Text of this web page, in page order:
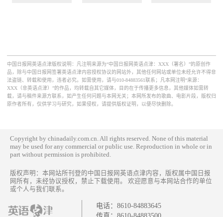
中国日报网英语点津版权说明：凡注明来源为“中国日报网英语点津：XXX（署名）”的原创作
品，除与中国日报网签署英语点津内容授权协议的网站外，其他任何网站或单位未经允许不得非
法盗链、转载和使用，违者必究。如需使用，请与010-84883561联系；凡本网注明“来源：
XXX（非英语点津）”的作品，均转载自其它媒体，目的在于传播更多信息，其他媒体如需转
载，请与稿件来源方联系，如产生任何问题与本网无关；本网所发布的歌曲、电影片段，版权归
原作者所有，仅供学习与研究，如果侵权，请提供版权证明，以便尽快删除。
Copyright by chinadaily.com.cn. All rights reserved. None of this material
may be used for any commercial or public use. Reproduction in whole or in
part without permission is prohibited.
版权声明：本网站所刊登的中国日报网英语点津内容，版权属中国日报
网所有，未经协议授权，禁止下载使用。 欢迎愿意与本网站合作的单位
或个人与我们联系。
电话： 8610-84883645